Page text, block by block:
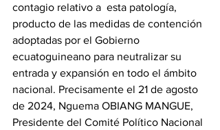
contagio relativo a  esta patología,
producto de las medidas de contención
adoptadas por el Gobierno
ecuatoguineano para neutralizar su
entrada y expansión en todo el ámbito
nacional. Precisamente el 21 de agosto
de 2024, Nguema OBIANG MANGUE,
Presidente del Comité Político Nacional